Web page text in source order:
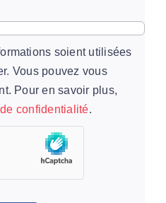
soient utilisées
Vous pouvez vous
Pour en savoir plus,
confidentialité.